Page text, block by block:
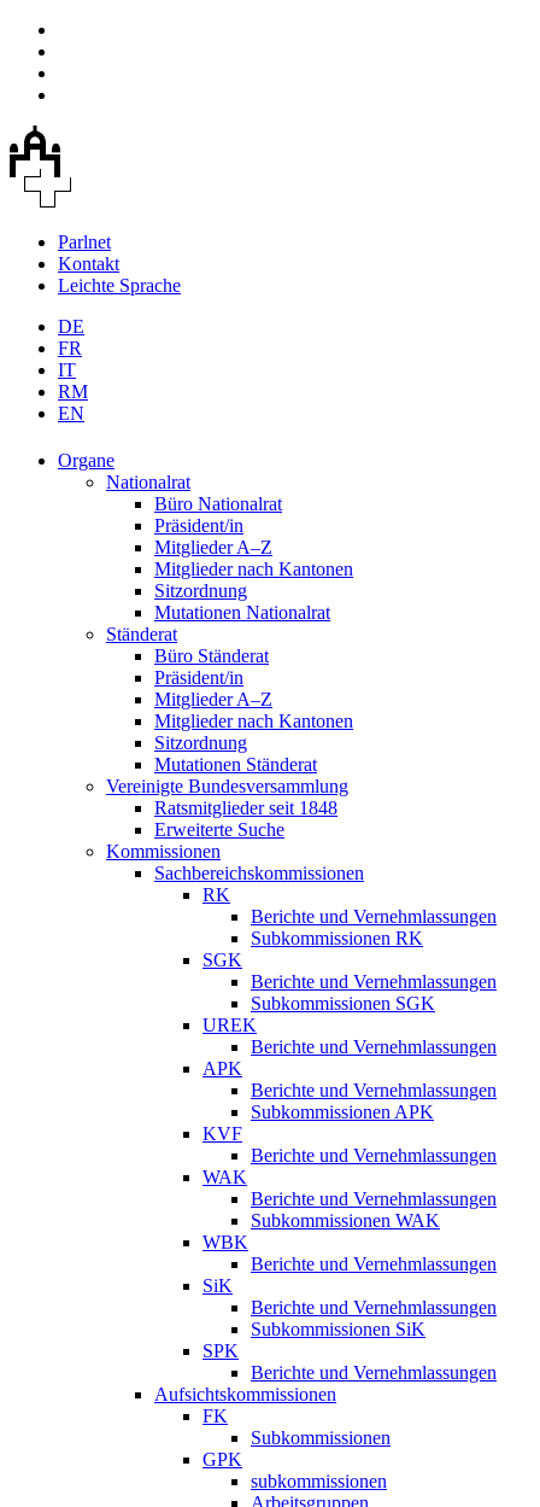
Parlnet
Kontakt
Leichte Sprache
DE
FR
IT
RM
EN
Organe
Nationalrat
Büro Nationalrat
Präsident/in
Mitglieder A–Z
Mitglieder nach Kantonen
Sitzordnung
Mutationen Nationalrat
Ständerat
Büro Ständerat
Präsident/in
Mitglieder A–Z
Mitglieder nach Kantonen
Sitzordnung
Mutationen Ständerat
Vereinigte Bundesversammlung
Ratsmitglieder seit 1848
Erweiterte Suche
Kommissionen
Sachbereichskommissionen
RK
Berichte und Vernehmlassungen
Subkommissionen RK
SGK
Berichte und Vernehmlassungen
Subkommissionen SGK
UREK
Berichte und Vernehmlassungen
APK
Berichte und Vernehmlassungen
Subkommissionen APK
KVF
Berichte und Vernehmlassungen
WAK
Berichte und Vernehmlassungen
Subkommissionen WAK
WBK
Berichte und Vernehmlassungen
SiK
Berichte und Vernehmlassungen
Subkommissionen SiK
SPK
Berichte und Vernehmlassungen
Aufsichtskommissionen
FK
Subkommissionen
GPK
subkommissionen